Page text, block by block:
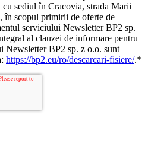
cu sediul în Cracovia, strada Marii
în scopul primirii de oferte de
serviciului Newsletter BP2 sp.
al clauzei de informare pentru
Newsletter BP2 sp. z o.o. sunt
https://bp2.eu/ro/descarcari-fisiere/.*